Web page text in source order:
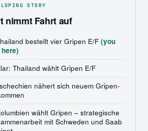
STORY
nimmt Fahrt auf
bestellt vier Gripen E/F (you
Thailand wählt Gripen E/F
nähert sich neuem Gripen-
wählt Gripen – strategische
mit Schweden und Saab